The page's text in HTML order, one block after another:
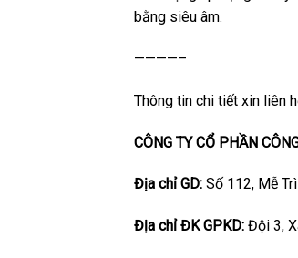
bằng siêu âm.
————–
Thông tin chi tiết xin liên
CÔNG TY CỔ PHẦN
Địa chỉ GD: Số 112, Mễ
Địa chỉ ĐK GPKD: Đội 3,